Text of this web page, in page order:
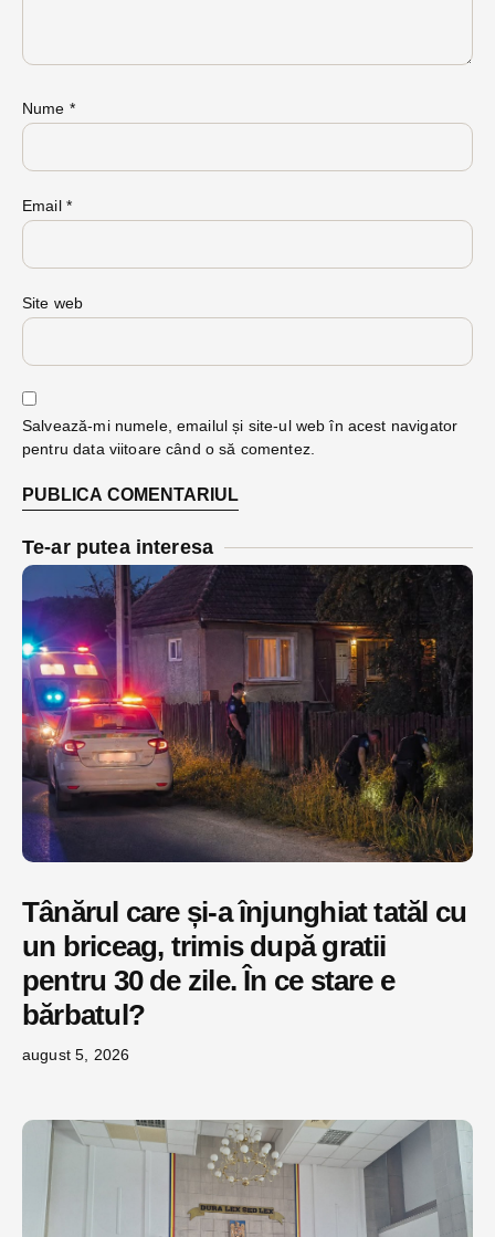
Nume *
Email *
Site web
Salvează-mi numele, emailul și site-ul web în acest navigator
pentru data viitoare când o să comentez.
Te-ar putea interesa
Tânărul care și-a înjunghiat tatăl cu
un briceag, trimis după gratii
pentru 30 de zile. În ce stare e
bărbatul?
august 5, 2026